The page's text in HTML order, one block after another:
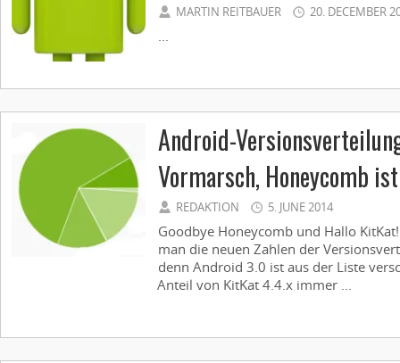
MARTIN REITBAUER 20. DECEMBER
...
Android-
Vormarsch, Honeycomb
REDAKTION 5. JUNE 2014
Goodbye Honeycomb und Hallo
man die neuen Zahlen der
denn Android 3.0 ist aus der Liste
Anteil von KitKat 4.4.x immer ...